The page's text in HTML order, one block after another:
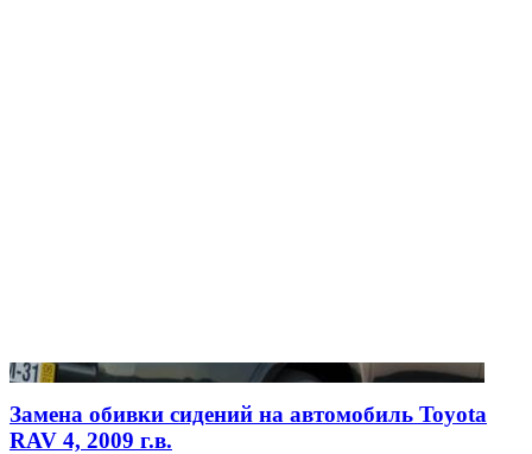
Замена обивки сидений на автомобиль Toyota
RAV 4, 2009 г.в.